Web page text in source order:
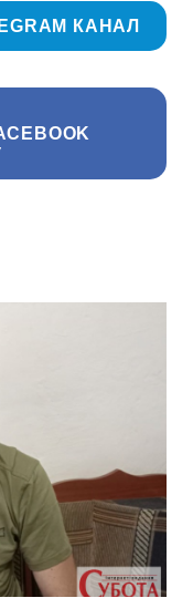
КАНАЛ